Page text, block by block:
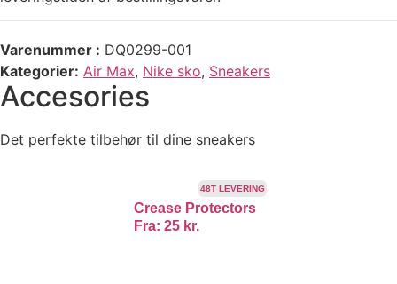
Varenummer
DQ0299-001
Kategorier Air Max, Nike sko, Sneakers
Accesories
Det perfekte tilbehør til dine sneakers
48T LEVERING
Crease Protectors
Fra: 25 kr.